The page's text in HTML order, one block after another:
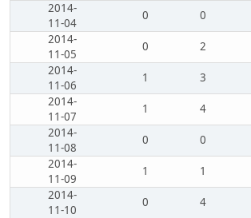
2014-
11-04
0 0
2014-
11-05
0 2
2014-
11-06
1 3
2014-
11-07
1 4
2014-
11-08
0 0
2014-
11-09
1 1
2014-
11-10
0 4